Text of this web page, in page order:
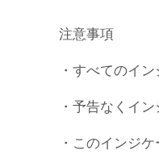
注意事項
・すべてのイ
・予告なくイ
・このインジ